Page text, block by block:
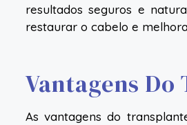
resultados seguros e
restaurar o cabelo e
Vantagens
As vantagens do